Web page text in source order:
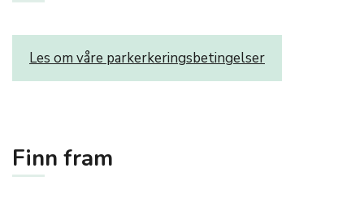
Les om våre parkerkeringsbetingelser
Finn fram